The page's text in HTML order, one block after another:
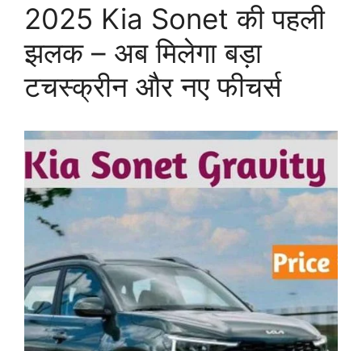
2025 Kia Sonet की पहली
झलक – अब मिलेगा बड़ा
टचस्क्रीन और नए फीचर्स